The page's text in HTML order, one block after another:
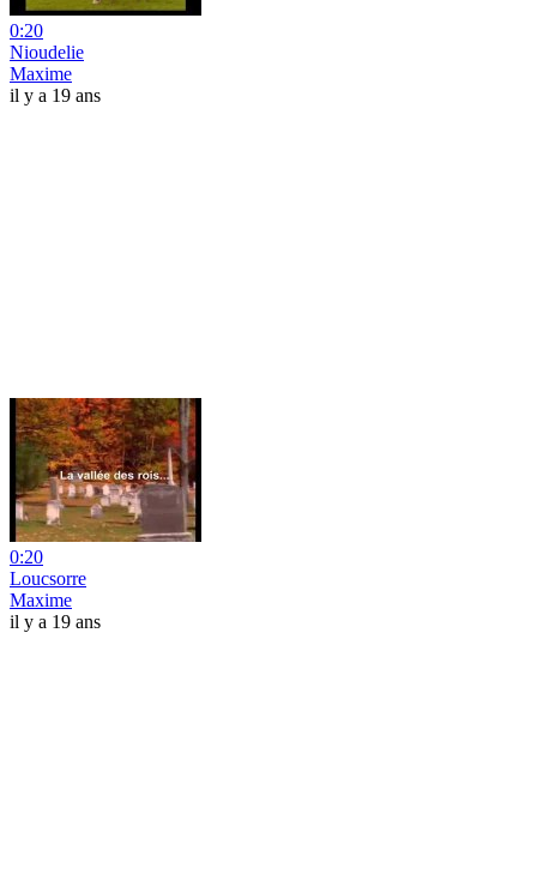
0:20
Nioudelie
Maxime
il y a 19 ans
0:20
Loucsorre
Maxime
il y a 19 ans